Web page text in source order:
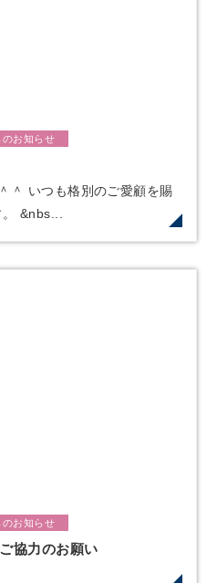
のお知らせ
＾ いつも格別のご愛顧を賜
。 &nbs...
のお知らせ
協力のお願い